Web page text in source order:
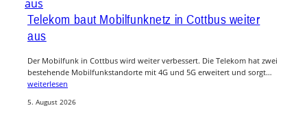
Telekom baut Mobilfunknetz in Cottbus weiter
aus
Der Mobilfunk in Cottbus wird weiter verbessert. Die Telekom hat zwei
bestehende Mobilfunkstandorte mit 4G und 5G erweitert und sorgt…
weiterlesen
5. August 2026